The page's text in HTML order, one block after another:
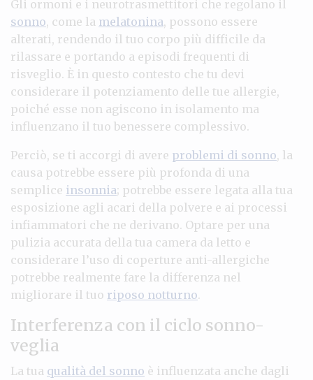
Gli ormoni e i neurotrasmettitori che regolano il
sonno, come la melatonina, possono essere
alterati, rendendo il tuo corpo più difficile da
rilassare e portando a episodi frequenti di
risveglio. È in questo contesto che tu devi
considerare il potenziamento delle tue allergie,
poiché esse non agiscono in isolamento ma
influenzano il tuo benessere complessivo.
Perciò, se ti accorgi di avere problemi di sonno, la
causa potrebbe essere più profonda di una
semplice insonnia; potrebbe essere legata alla tua
esposizione agli acari della polvere e ai processi
infiammatori che ne derivano. Optare per una
pulizia accurata della tua camera da letto e
considerare l’uso di coperture anti-allergiche
potrebbe realmente fare la differenza nel
migliorare il tuo riposo notturno.
Interferenza con il ciclo sonno-
veglia
La tua qualità del sonno è influenzata anche dagli